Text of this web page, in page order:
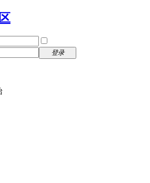
登录